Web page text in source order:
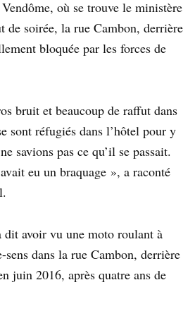
où se trouve le ministère
de soirée, la rue Cambon, derrière
bloquée par les forces de
bruit et beaucoup de raffut dans
sont réfugiés dans l’hôtel pour y
savions pas ce qu’il se passait.
eu un braquage », a raconté
dit avoir vu une moto roulant à
dans la rue Cambon, derrière
juin 2016, après quatre ans de